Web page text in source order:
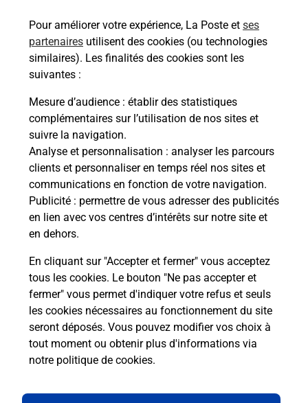
Pour améliorer votre expérience, La Poste et ses
partenaires utilisent des cookies (ou technologies
similaires). Les finalités des cookies sont les
suivantes :
Mesure d’audience : établir des statistiques
complémentaires sur l’utilisation de nos sites et
suivre la navigation.
Analyse et personnalisation : analyser les parcours
clients et personnaliser en temps réel nos sites et
communications en fonction de votre navigation.
Publicité : permettre de vous adresser des publicités
en lien avec vos centres d’intérêts sur notre site et
en dehors.
En cliquant sur "Accepter et fermer" vous acceptez
tous les cookies. Le bouton "Ne pas accepter et
fermer" vous permet d'indiquer votre refus et seuls
les cookies nécessaires au fonctionnement du site
seront déposés. Vous pouvez modifier vos choix à
tout moment ou obtenir plus d'informations via
notre politique de cookies.
Comment demander une
modification de livraison ?
Comment La Poste participe-t-elle
à votre sécurité au quotidien ?
Puis-je passer mon code de la route
avec La Poste et sous quelles
conditions ?
Localiser Liste La Réunion STE MARIE